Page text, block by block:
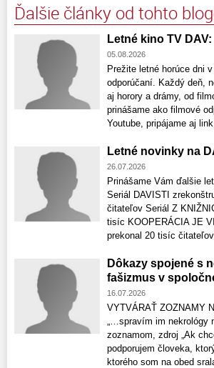
Ďalšie články od tohto
Letné kino TV
05.08.2026
Prežite letné horúce dni
odporúčaní. Každý deň,
aj horory a drámy, od
prinášame ako filmové
Youtube, pripájame aj
Letné novinky na
26.07.2026
Prinášame Vám ďalšie
Seriál DAVISTI
čitateľov Seriál Z
tisíc KOOPERÁCIA JE
prekonal 20 tisíc
Dôkazy spojené s
fašizmus v
16.07.2026
VYTVÁRAŤ ZOZNAMY
„…spravím im nekrológy
zoznamom, zdroj „Ak
podporujem človeka,
ktorého som na obed